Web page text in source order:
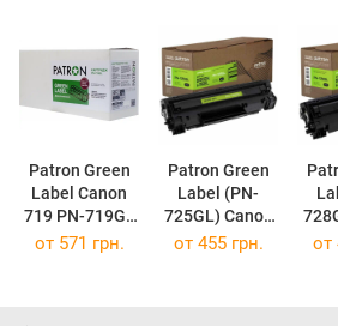
Patron Green
Label Canon
719 PN-719GL
(PN-719GL)
Patron Green
Label (PN-
725GL) Canon
LBP-
Patron
от 571 грн. от 455 грн. от